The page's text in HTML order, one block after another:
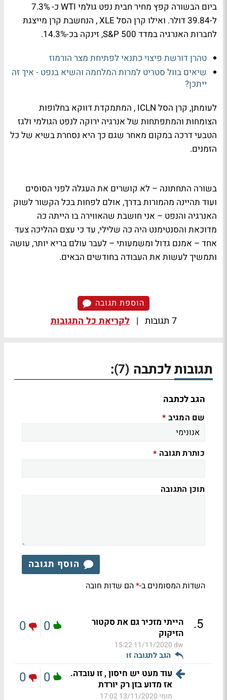
ביום הבשורה קפץ מחיר חבית נפט גולמי WTI כ- 7.3%
ל-39.84 דולר. ואילו קרן הסל XLE , הנחשבת קרן מייצגת
לחברות האנרגיה במדד S&P 500, זינקה בכ-14.3%.
טהרן דורשת פיצוי כתנאי לפתיחת מצר הורמוז
שיאים בוול סטריט למרות המלחמה והשיא בנפט - איך זה
ייתכן?
לעומתן, קרן הסל ICLN , המתמקדת דווקא בחלופות
הצומחות והמתפתחות של אנרגיה ירוקה לנפט הגולמי ולגז
הטבעי דרכה במקום מאחר שגם כך היא נסחרת בשיא של כל
הזמנים.
בשורה התחתונה – לא קושרים את העגלה לפני הסוסים
ועוד תהיינה מהמורות בדרך, אולם לפחות בכל הקשור לשוק
האנרגיה והנפט – אני חושבת שהאווירה בו הייתה כה
מדוכאת והסנטימנט היה כה שלילי, עד כי עצם ההליכה צעד
אחד – אמנם גדול ומשמעותי – לעבר עולם בריא יותר, עושה
ותמשיך לעשות את העבודה בחודשים הבאים.
הוספת תגובה
7 תגובות | לקריאת כל התגובות
תגובות לכתבה (7)
:
הגב לכתבה
שם המגיב *
כותרת תגובה *
תוכן התגובה
הוסף תגובה
השדות המסומנים ב-*הם שדות חובה
5
.
הייתי מזכיר גם את סקטור
הזיקוק
dw
11/11/2020 15:22
הגב לתגובה זו
0
0
עוד מעט יש חיסון , זו עובדה.
אז מדוע בזן רק יורדת
מומי13/11/2020 17:02
0
0